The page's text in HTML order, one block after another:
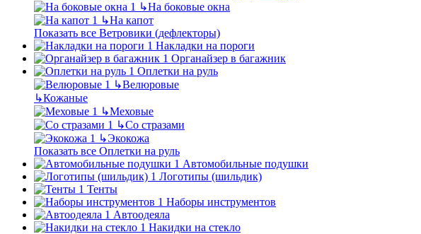
↳На боковые окна
↳На капот
Показать все Ветровики (дефлекторы)
Накладки на пороги
Органайзер в багажник
Оплетки на руль
↳Велюровые
↳Кожаные
↳Меховые
↳Со стразами
↳Экокожа
Показать все Оплетки на руль
Автомобильные подушки
Логотипы (шильдик)
Тенты
Наборы инструментов
Автоодеяла
Накидки на стекло